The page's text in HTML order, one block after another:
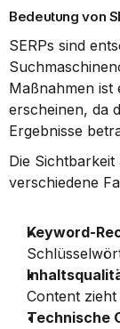
Bedeutung von
SERPs sind
Maßnahmen ist
erscheinen, da
Ergebnisse
Die
verschiedene
Keyword-
Content
Technische